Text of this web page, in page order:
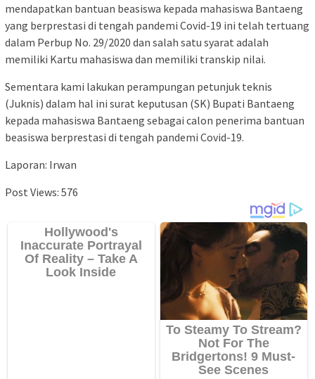
mendapatkan bantuan beasiswa kepada mahasiswa Bantaeng
yang berprestasi di tengah pandemi Covid-19 ini telah tertuang
dalam Perbup No. 29/2020 dan salah satu syarat adalah
memiliki Kartu mahasiswa dan memiliki transkip nilai.
Sementara kami lakukan perampungan petunjuk teknis
(Juknis) dalam hal ini surat keputusan (SK) Bupati Bantaeng
kepada mahasiswa Bantaeng sebagai calon penerima bantuan
beasiswa berprestasi di tengah pandemi Covid-19.
Laporan: Irwan
Post Views: 576